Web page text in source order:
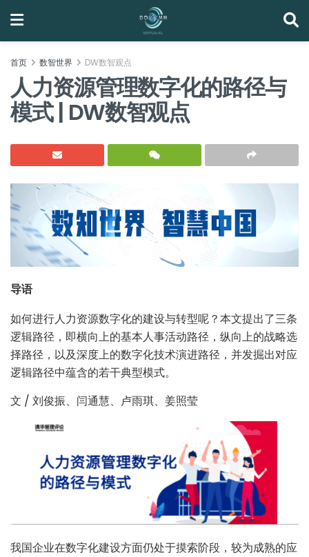
首页 数智世界 DW数智观点
人力资源管理数字化的路径与
模式 | DW数智观点
导语
如何进行人力资源数字化的建设与转型呢？本文提出了三条
逻辑路径，即横向上的基本人事活动路径，纵向上的战略选
择路径，以及深度上的数字化技术演进路径，并发掘出对应
逻辑路径中蕴含的若干典型模式。
文 / 刘俊振、闫通慧、卢雨琪、姜照莹
我国企业在数字化建设方面仍处于摸索阶段，较为成熟的应